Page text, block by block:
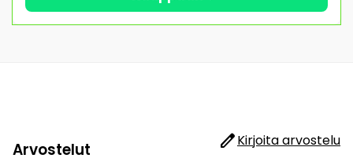
Arvostelut editKirjoita arvostelu